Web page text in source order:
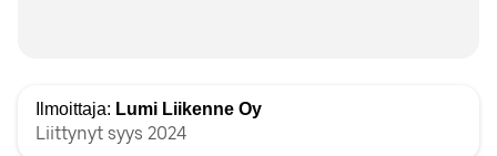
Ilmoittaja: Lumi Liikenne Oy
Liittynyt syys 2024